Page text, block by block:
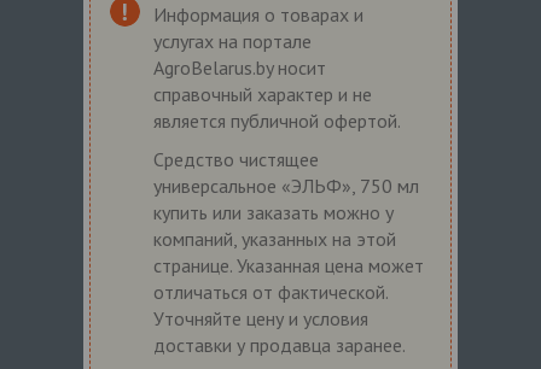
Информация о товарах и
услугах на портале
AgroBelarus.by носит
справочный характер и не
является публичной офертой.
Средство чистящее
универсальное «ЭЛЬФ», 750 мл
купить или заказать можно у
компаний, указанных на этой
странице. Указанная цена может
отличаться от фактической.
Уточняйте цену и условия
доставки у продавца заранее.